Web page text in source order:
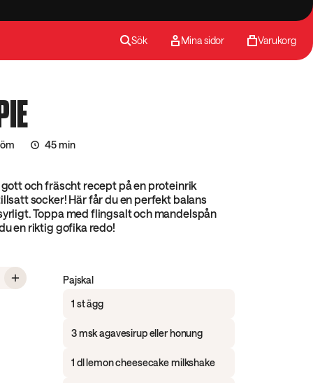
Sök Mina sidor Varukorg
45 min
gott och fräscht recept på en proteinrik
socker! Här får du en perfekt balans
Toppa med flingsalt och mandelspån
en riktig gofika redo!
Pajskal
1 st ägg
3 msk agavesirup eller honung
1 dl lemon cheesecake milkshake